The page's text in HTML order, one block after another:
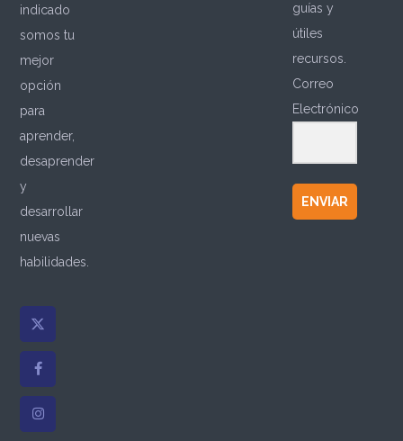
indicado
somos tu
mejor
opción
para
aprender,
desaprender
y
desarrollar
nuevas
habilidades.
guías y
útiles
recursos.
Correo
Electrónico
ENVIAR